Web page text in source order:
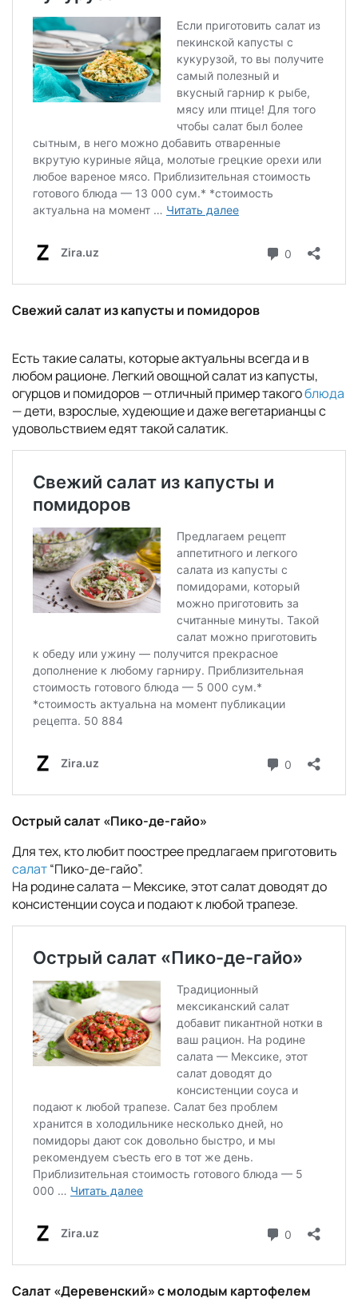
Свежий салат из капусты и помидоров
Есть такие салаты, которые актуальны всегда и в
любом рационе. Легкий овощной салат из капусты,
огурцов и помидоров — отличный пример такогоблюда
— дети, взрослые, худеющие и даже вегетарианцы с
удовольствием едят такой салатик.
Острый салат «Пико-де-гайо»
Для тех, кто любит поострее предлагаем приготовить
салат“Пико-де-гайо”.
На родине салата — Мексике, этот салат доводят до
консистенции соуса и подают к любой трапезе.
Салат «Деревенский» с молодым картофелем